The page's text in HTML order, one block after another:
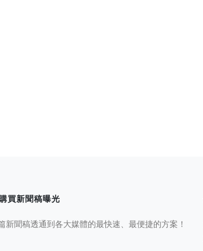
買新聞稿曝光
新聞稿透通到各大媒體的最快速、最便捷的方案！